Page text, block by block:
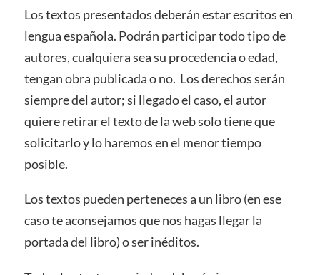
Los textos presentados deberán estar escritos en
lengua española. Podrán participar todo tipo de
autores, cualquiera sea su procedencia o edad,
tengan obra publicada o no. Los derechos serán
siempre del autor; si llegado el caso, el autor
quiere retirar el texto de la web solo tiene que
solicitarlo y lo haremos en el menor tiempo
posible.
Los textos pueden perteneces a un libro (en ese
caso te aconsejamos que nos hagas llegar la
portada del libro) o ser inéditos.